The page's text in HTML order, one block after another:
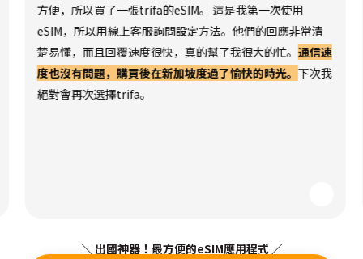
方便，所以買了一張trifa的eSIM。 這是我第一次使用
eSIM，所以用線上客服詢問設定方法。他們的回應非常清
楚易懂，而且回覆速度很快，真的幫了我很大的忙。 通信速
度也沒有問題，購買後在新加坡度過了愉快的時光。 下次我
絕對會再次選擇trifa。
＼ 出國神器！最方便的eSIM應用程式 ／